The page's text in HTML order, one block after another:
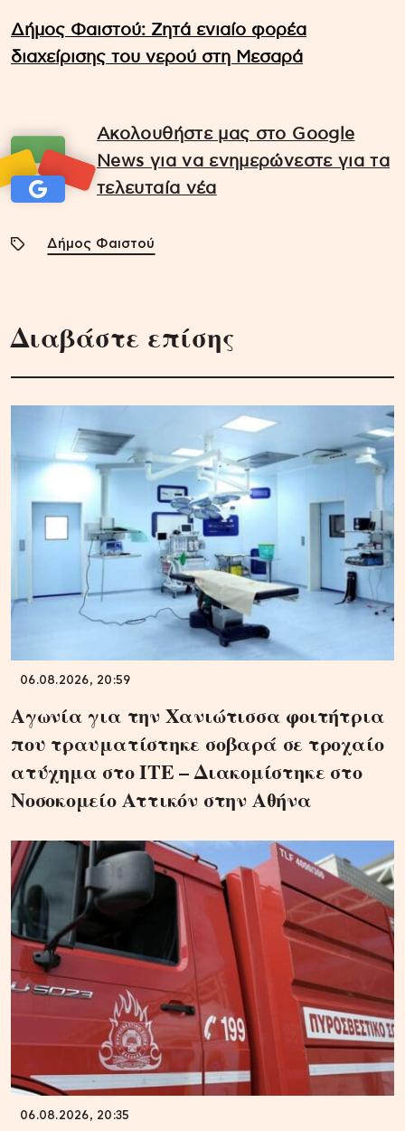
Δήμος Φαιστού: Ζητά ενιαίο φορέα
διαχείρισης του νερού στη Μεσαρά
Ακολουθήστε μας στο Google
News για να ενημερώνεστε για τα
τελευταία νέα
Δήμος Φαιστού
Διαβάστε επίσης
06.08.2026, 20:59
Αγωνία για την Χανιώτισσα φοιτήτρια
που τραυματίστηκε σοβαρά σε τροχαίο
ατύχημα στο ΙΤΕ – Διακομίστηκε στο
Νοσοκομείο Αττικόν στην Αθήνα
06.08.2026, 20:35